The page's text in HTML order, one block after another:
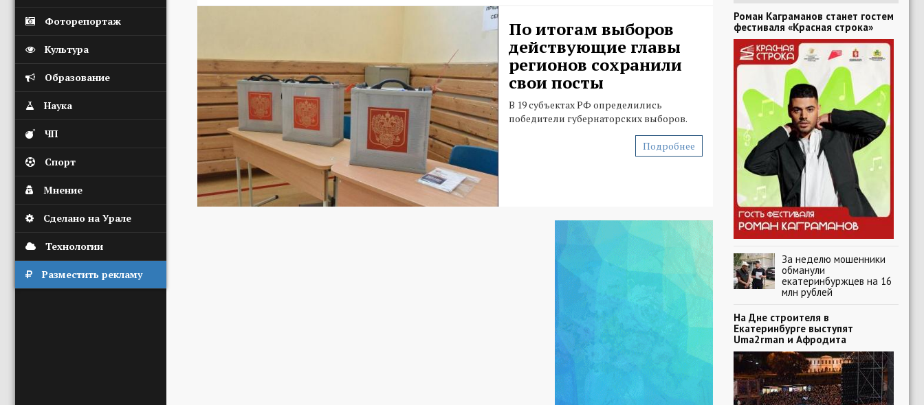
Фоторепортаж
Культура
Образование
Наука
ЧП
Спорт
Мнение
Сделано на Урале
Технологии
Разместить рекламу
По итогам выборов
действующие главы
регионов сохранили
свои посты
В 19 субъектах РФ определились
победители губернаторских выборов.
Подробнее
Роман Каграманов станет гостем
фестиваля «Красная строка»
За неделю мошенники
обманули
екатеринбуржцев на 16
млн рублей
На Дне строителя в
Екатеринбурге выступят
Uma2rman и Афродита